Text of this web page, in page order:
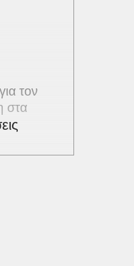
τον
στα